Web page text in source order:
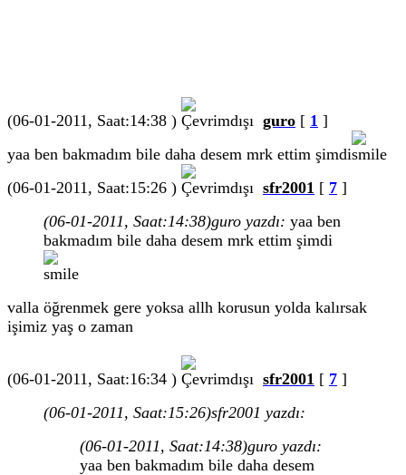
(06-01-2011, Saat:14:38 ) guro [ 1 ]
yaa ben bakmadım bile daha desem mrk ettim şimdi
(06-01-2011, Saat:15:26 )
sfr2001 [ 7 ]
(06-01-2011, Saat:14:38)guro yazdı: yaa ben
bakmadım bile daha desem mrk ettim şimdi
valla öğrenmek gere yoksa allh korusun yolda kalırsak
işimiz yaş o zaman
(06-01-2011, Saat:16:34 ) sfr2001 [ 7 ]
(06-01-2011, Saat:15:26)sfr2001 yazdı:
(06-01-2011, Saat:14:38)guro yazdı:
yaa ben bakmadım bile daha desem